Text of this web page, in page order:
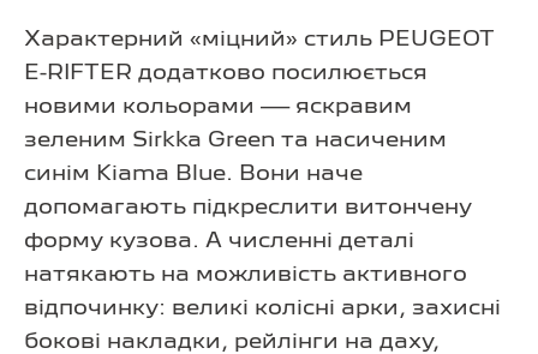
Характерний «міцний» стиль PEUGEOT
E-RIFTER додатково посилюється
новими кольорами — яскравим
зеленим Sirkka Green та насиченим
синім Kiama Blue. Вони наче
допомагають підкреслити витончену
форму кузова. А численні деталі
натякають на можливість активного
відпочинку: великі колісні арки, захисні
бокові накладки, рейлінги на даху,